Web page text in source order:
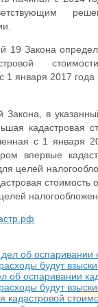
19 Закона
1 января 2017
Закона, в
кадастровая
с 1 января
впервые
целей
стоимость
об оспаривании
будут